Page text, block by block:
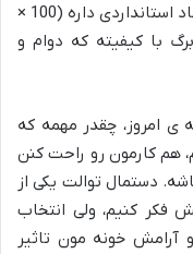
محسوب میشه. هر برگ از این دستمال ابعاد استانداردی داره (100 ×
123 میلی متر) و هر رولش شامل 140 برگ با کیفیته که دوام و
ی امروز، چقدر مهمه که
هم کارمون رو راحت کنن
دستمال توالت یکی از
کنیم، ولی انتخاب
خونه مون تاثیر